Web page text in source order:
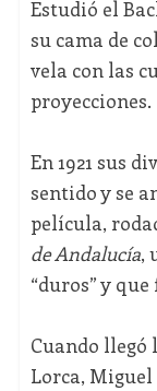
Estudió el
su cama de
vela con las
proyecciones.
En 1921 sus
sentido y se
película,
de Andalucía,
“duros” y
Cuando llegó
Lorca,